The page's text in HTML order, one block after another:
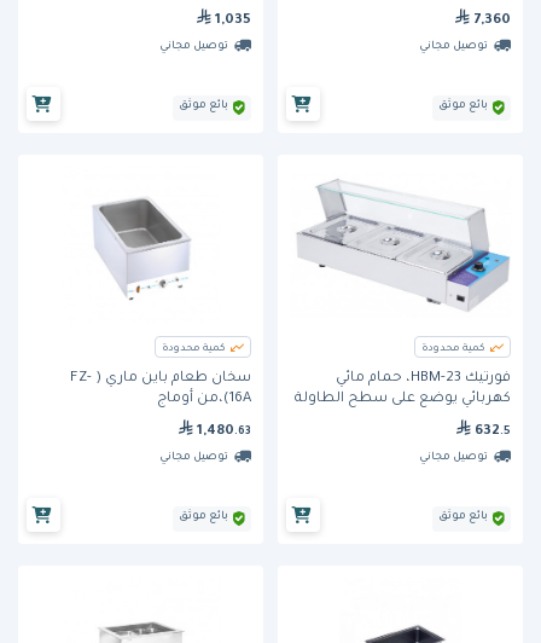
7,360
توصيل مجاني
بائع موثق
1,035
توصيل مجاني
بائع موثق
كمية محدودة
فورتيك HBM-23، حمام مائي
كهربائي يوضع على سطح الطاولة
632 .5
توصيل مجاني
بائع موثق
كمية محدودة
سخان طعام باين ماري ( FZ-
16A)،من أوماج
1,480 .63
توصيل مجاني
بائع موثق